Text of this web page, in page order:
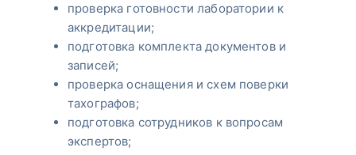
проверка готовности лаборатории к
аккредитации;
подготовка комплекта документов и
записей;
проверка оснащения и схем поверки
тахографов;
подготовка сотрудников к вопросам
экспертов;